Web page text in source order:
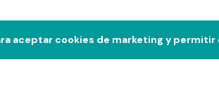
aceptar cookies de marketing y